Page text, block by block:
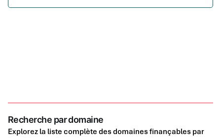
Recherche par domaine
Explorez la liste complète des domaines finançables par